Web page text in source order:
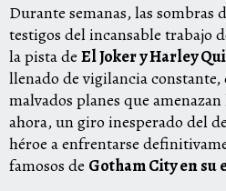
Durante semanas, las sombras
testigos del incansable trabajo
la pista de El Joker y Harley
llenado de vigilancia constante,
malvados planes que
ahora, un giro inesperado del
héroe a enfrentarse
famosos de Gotham City en